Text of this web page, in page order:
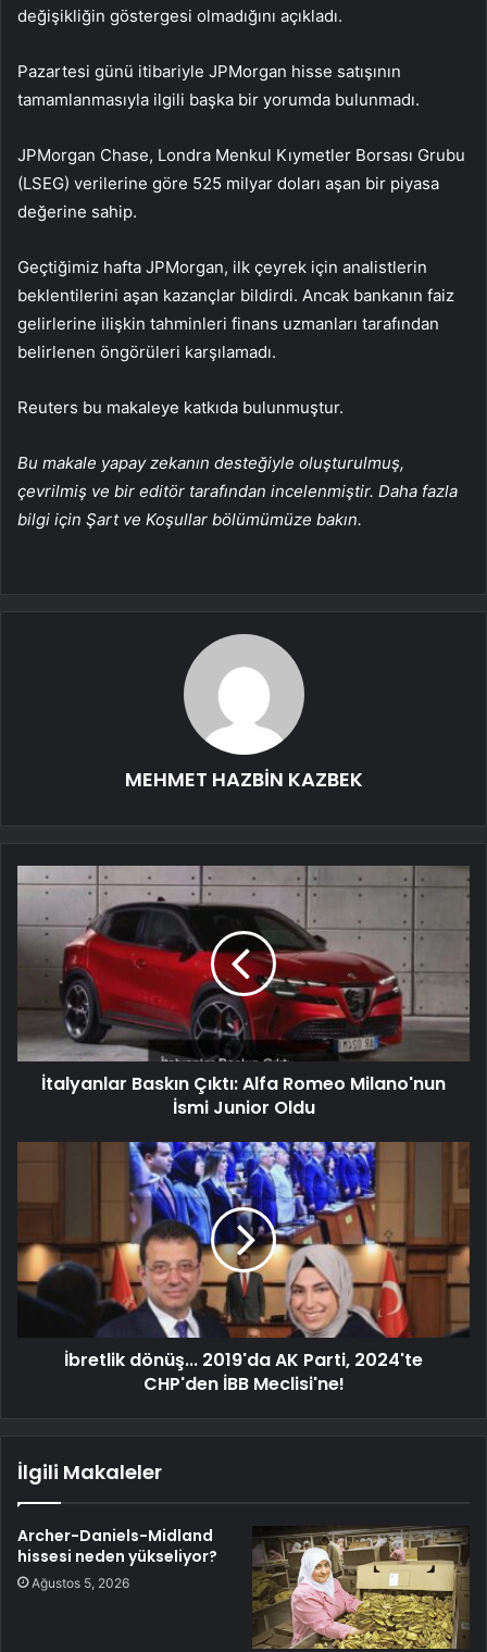
değişikliğin göstergesi olmadığını açıkladı.
Pazartesi günü itibariyle JPMorgan hisse satışının
tamamlanmasıyla ilgili başka bir yorumda bulunmadı.
JPMorgan Chase, Londra Menkul Kıymetler Borsası Grubu
(LSEG) verilerine göre 525 milyar doları aşan bir piyasa
değerine sahip.
Geçtiğimiz hafta JPMorgan, ilk çeyrek için analistlerin
beklentilerini aşan kazançlar bildirdi. Ancak bankanın faiz
gelirlerine ilişkin tahminleri finans uzmanları tarafından
belirlenen öngörüleri karşılamadı.
Reuters bu makaleye katkıda bulunmuştur.
Bu makale yapay zekanın desteğiyle oluşturulmuş,
çevrilmiş ve bir editör tarafından incelenmiştir. Daha fazla
bilgi için Şart ve Koşullar bölümümüze bakın.
MEHMET HAZBİN KAZBEK
İtalyanlar Baskın Çıktı: Alfa Romeo Milano'nun
İsmi Junior Oldu
İbretlik dönüş... 2019'da AK Parti, 2024'te
CHP'den İBB Meclisi'ne!
İlgili Makaleler
Archer-Daniels-Midland
hissesi neden yükseliyor?
Ağustos 5, 2026